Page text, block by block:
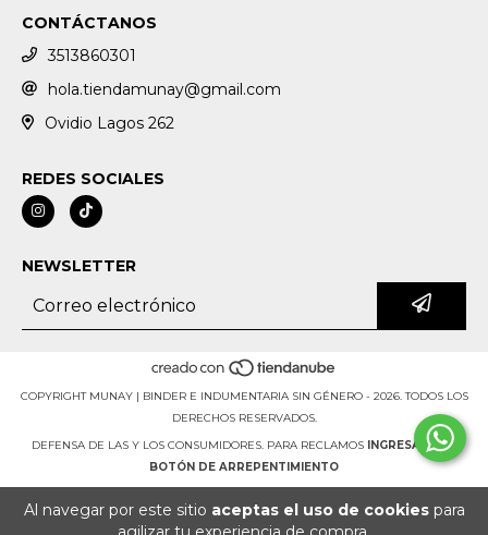
Al navegar por este sitio aceptas el uso de cookiespara
CONTÁCTANOS
3513860301
hola.tiendamunay@gmail.com
Ovidio Lagos 262
REDES SOCIALES
NEWSLETTER
COPYRIGHT MUNAY | BINDER E INDUMENTARIA SIN GÉNERO - 2026. TODOS LOS
DERECHOS RESERVADOS.
DEFENSA DE LAS Y LOS CONSUMIDORES. PARA RECLAMOS
INGRESA AQUÍ.
BOTÓN DE ARREPENTIMIENTO